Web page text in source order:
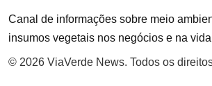
Canal de informações sobre meio
insumos vegetais nos negócios e na
© 2026 ViaVerde News. Todos os